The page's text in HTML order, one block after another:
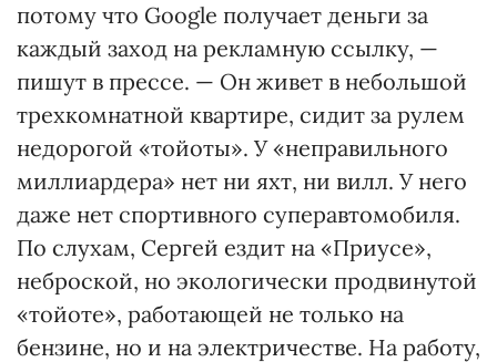
потому что Google получает деньги за
каждый заход на рекламную ссылку, —
пишут в прессе. — Он живет в небольшой
трехкомнатной квартире, сидит за рулем
недорогой «тойоты». У «неправильного
миллиардера» нет ни яхт, ни вилл. У него
даже нет спортивного суперавтомобиля.
По слухам, Сергей ездит на «Приусе»,
неброской, но экологически продвинутой
«тойоте», работающей не только на
бензине, но и на электричестве. На работу,